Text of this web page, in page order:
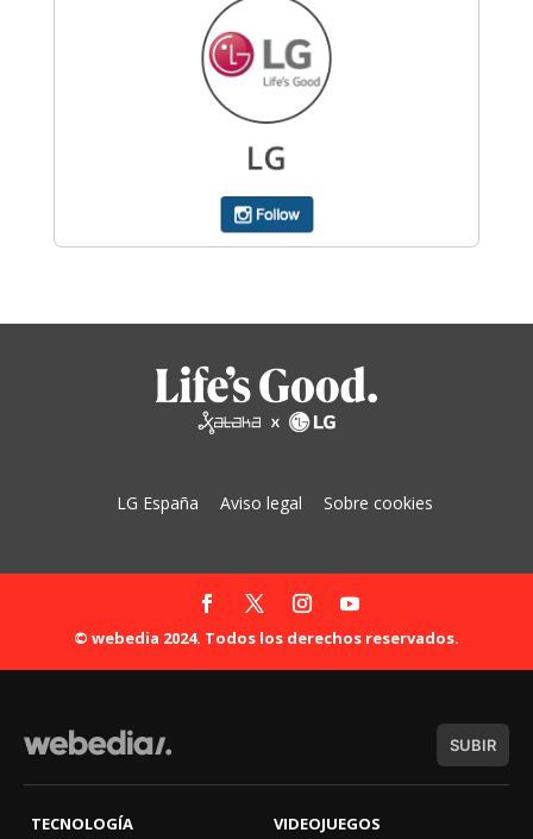
LG España Aviso legal Sobre cookies
© webedia 2024. Todos los derechos reservados.
SUBIR
TECNOLOGÍA
VIDEOJUEGOS